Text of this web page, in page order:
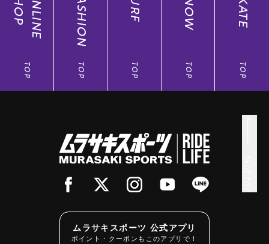
ONLINE
TOP
FASHION
TOP TOP
SNOW
TOP
SKATE
TOP
ムラサキスポーツ 公式アプリ
ポイント・クーポンもこのアプリで！